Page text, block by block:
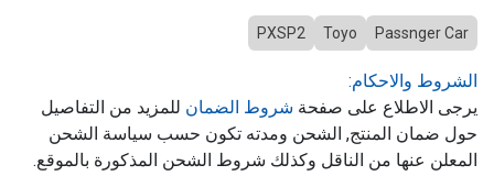
Passnger Car
Toyo
PXSP2
الشروط والاحكام:
يرجى الاطلاع على صفحة شروط الضمان للمزيد من التفاصيل
حول ضمان المنتج, الشحن ومدته تكون حسب سياسة الشحن
المعلن عنها من الناقل وكذلك شروط الشحن المذكورة بالموقع.